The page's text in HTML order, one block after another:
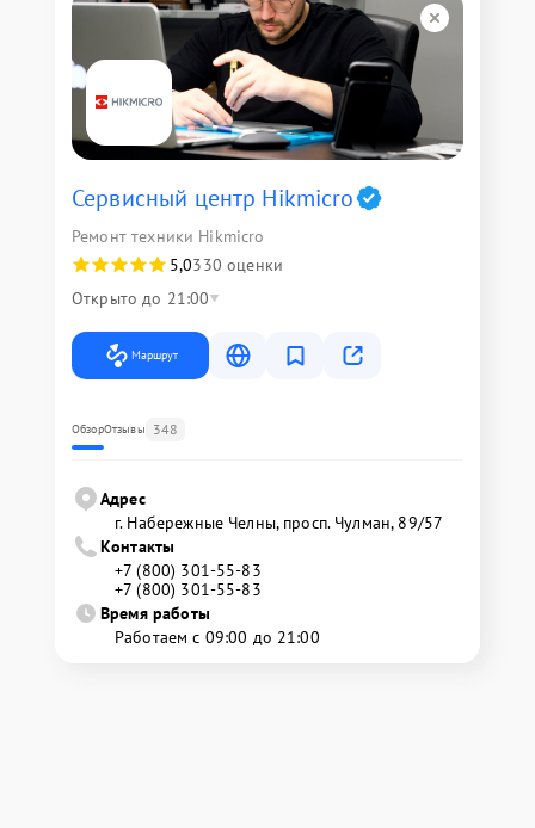
Сервисный центр Hikmicro
Ремонт техники Hikmicro
5,0330 оценки
Открыто до 21:00
Маршрут
ОбзорОтзывы 348
Адрес
г. Набережные Челны, просп. Чулман, 89/57
Контакты
+7 (800) 301-55-83
+7 (800) 301-55-83
Время работы
Работаем с 09:00 до 21:00